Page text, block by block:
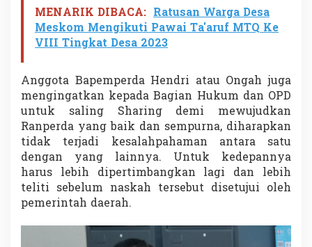
MENARIK DIBACA: Ratusan Warga Desa
Meskom Mengikuti Pawai Ta'aruf MTQ Ke
VIII Tingkat Desa 2023
Anggota Bapemperda Hendri atau Ongah juga
mengingatkan kepada Bagian Hukum dan OPD
untuk saling Sharing demi mewujudkan
Ranperda yang baik dan sempurna, diharapkan
tidak terjadi kesalahpahaman antara satu
dengan yang lainnya. Untuk kedepannya
harus lebih dipertimbangkan lagi dan lebih
teliti sebelum naskah tersebut disetujui oleh
pemerintah daerah.